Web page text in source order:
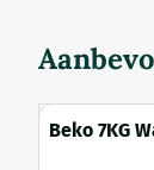
Beko 7KG